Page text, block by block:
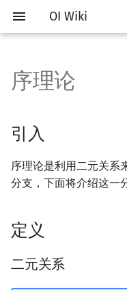
OI Wiki
入
始
搜
Getting Started
关于本项目
如何参与
OI Wiki 不是什么
格式手册
数学符号表
比赛相关简介
赛事
题型
学习资源
技巧
工具软件简介
代码编辑工具
评测工具
命令行编译与调试
编译器
语言基础简介
C++ 基础
C++ 标准库
C++ 与其他常用语言的区
Pascal 转 C++ 急救
算法基础简介
复杂度
枚举
递归 & 分治
贪心
搜索部分简介
DFS（搜索）
BFS（搜索）
启发式搜索
A*
动态规划部分简介
动态规划基础
记忆化搜索
区间 DP
DAG 上的 DP
字符串部分简介
字符串基础
标准库
字符串哈希
字典树 (Trie)
数字系统简介
进位制
平衡三进制
数论基础
模算术简介
素数
欧拉函数
筛法
多项式与生成函数简介
代数基本定理
快速傅里叶变换
快速沃尔什变换
Chirp Z 变换
排列组合
抽屉原理
容斥原理
错位排列
卡特兰数
线性代数简介
向量
内积和外积
初等变换
行列式
线性规划基础
单纯形法
基本概念
群论
环论
Schreier–Sims 算法
基本概念
条件概率与独立性
随机变量
随机变量的数字特征
概率不等式
博弈论简介
公平组合游戏
零和游戏
非公平组合游戏
插值
数值积分
高斯消元
引入
定义
二元关系
关系间的运算
偏序集
偏序集的可视化表示：
数据结构部分简介
栈
队列
哈希表
并查集
图论部分简介
图论相关概念
图的存储
BFS（图论）
树上问题
计算几何部分简介
二维计算几何基础
三维计算几何基础
Pick 定理
三角剖分
杂项简介
离散化
双指针
分数规划
随机化
RMQ
并查集应用
括号序列
线段树与离线询问
序理论
引入
序理论是利用二元关系
分支，下面将介绍这一
定义
二元关系